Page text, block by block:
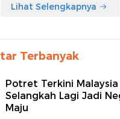
Lihat Selengkapnya
Terbanyak
Potret Terkini
Selangkah Lagi Jadi
Maju